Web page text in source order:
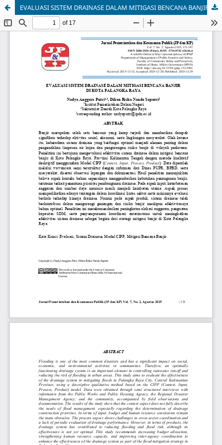
EVALUASI SISTEM DRAINASE DALAM MITIGASI BENCANA BANJIR DI KOTA PALANGKA RAYA